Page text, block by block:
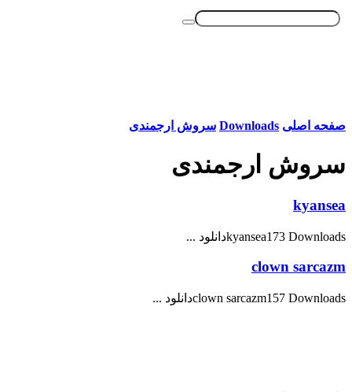
صفحه اصلی Downloads سروش ارجمندی
سروش ارجمندی
kyansea
kyansea173 Downloadsدانلود ...
clown sarcazm
clown sarcazm157 Downloadsدانلود ...